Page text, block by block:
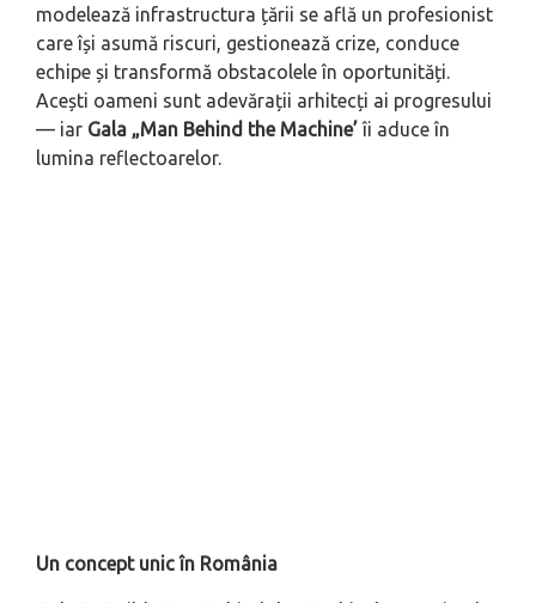
modelează infrastructura țării se află un profesionist
care își asumă riscuri, gestionează crize, conduce
echipe și transformă obstacolele în oportunități.
Acești oameni sunt adevărații arhitecți ai progresului
— iar Gala „Man Behind the Machine’ îi aduce în
lumina reflectoarelor.
Un concept unic în România